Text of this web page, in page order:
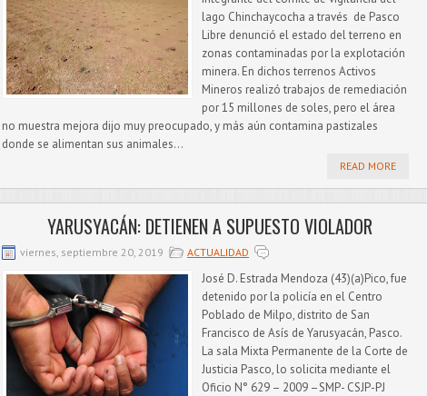
lago Chinchaycocha a través de Pasco
Libre denunció el estado del terreno en
zonas contaminadas por la explotación
minera. En dichos terrenos Activos
Mineros realizó trabajos de remediación
por 15 millones de soles, pero el área
no muestra mejora dijo muy preocupado, y más aún contamina pastizales
donde se alimentan sus animales...
READ MORE
YARUSYACÁN: DETIENEN A SUPUESTO VIOLADOR
viernes, septiembre 20, 2019 ACTUALIDAD
José D. Estrada Mendoza (43)(a)Pico, fue
detenido por la policía en el Centro
Poblado de Milpo, distrito de San
Francisco de Asís de Yarusyacán, Pasco.
La sala Mixta Permanente de la Corte de
Justicia Pasco, lo solicita mediante el
Oficio N° 629 – 2009 –SMP- CSJP-PJ